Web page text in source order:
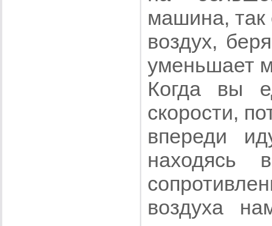
машина, так
воздух,
уменьшает
Когда вы
скорости,
впереди
находясь
воздуха